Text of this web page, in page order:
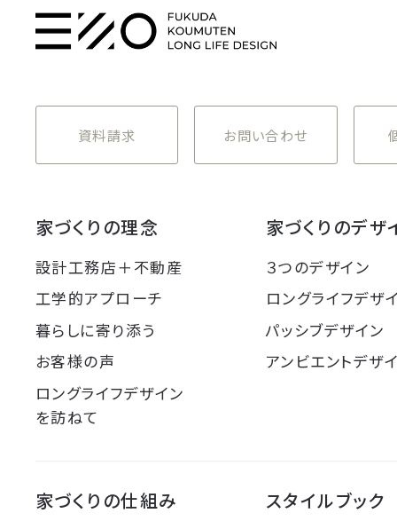
資料請求 お問い合わせ
家づくりの理念
設計工務店＋不動産
工学的アプローチ
暮らしに寄り添う
お客様の声
ロングライフデザイン
を訪ねて
家づくりのデザ
３つのデザイン
ロングライフデザ
パッシブデザイン
アンビエントデザ
家づくりの仕組み スタイルブック